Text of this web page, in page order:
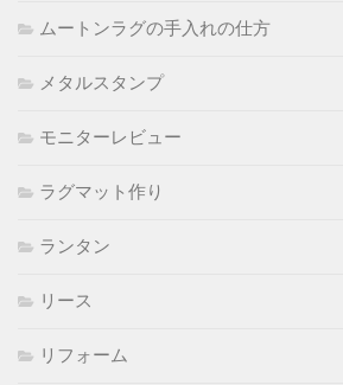
ムートンラグの手入れの仕方
メタルスタンプ
モニターレビュー
ラグマット作り
ランタン
リース
リフォーム